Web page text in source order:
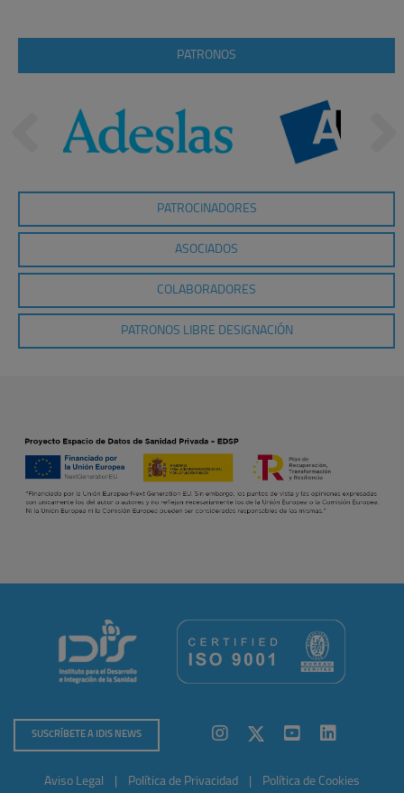
PATRONOS
PATROCINADORES
ASOCIADOS
COLABORADORES
PATRONOS LIBRE DESIGNACIÓN
SUSCRÍBETE A IDIS NEWS
Aviso Legal Política de Privacidad Política de Cookies